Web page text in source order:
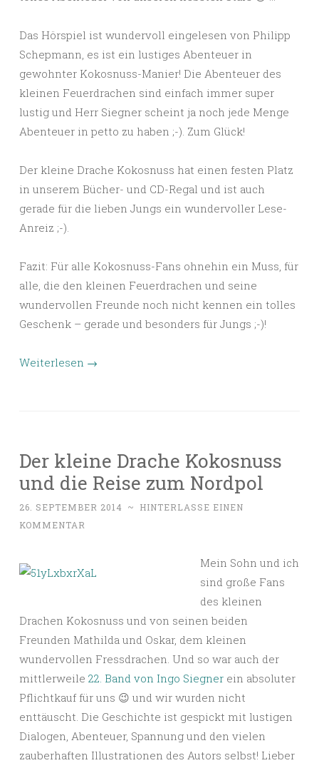
Das Hörspiel ist wundervoll eingelesen von Philipp
Schepmann, es ist ein lustiges Abenteuer in
gewohnter Kokosnuss-Manier! Die Abenteuer des
kleinen Feuerdrachen sind einfach immer super
lustig und Herr Siegner scheint ja noch jede Menge
Abenteuer in petto zu haben ;-). Zum Glück!
Der kleine Drache Kokosnuss hat einen festen Platz
in unserem Bücher- und CD-Regal und ist auch
gerade für die lieben Jungs ein wundervoller Lese-
Anreiz ;-).
Fazit: Für alle Kokosnuss-Fans ohnehin ein Muss, für
alle, die den kleinen Feuerdrachen und seine
wundervollen Freunde noch nicht kennen ein tolles
Geschenk – gerade und besonders für Jungs ;-)!
Weiterlesen →
Der kleine Drache Kokosnuss
und die Reise zum Nordpol
26. SEPTEMBER 2014 ~
HINTERLASSE EINEN
KOMMENTAR
Mein Sohn und ich
sind große Fans
des kleinen
Drachen Kokosnuss und von seinen beiden
Freunden Mathilda und Oskar, dem kleinen
wundervollen Fressdrachen. Und so war auch der
mittlerweile 22. Band von Ingo Siegner ein absoluter
Pflichtkauf für uns 😉 und wir wurden nicht
enttäuscht. Die Geschichte ist gespickt mit lustigen
Dialogen, Abenteuer, Spannung und den vielen
zauberhaften Illustrationen des Autors selbst! Lieber